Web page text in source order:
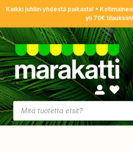
Kaikki juhliin yhdestä paikasta! •
yli 70€ tilauksiin!